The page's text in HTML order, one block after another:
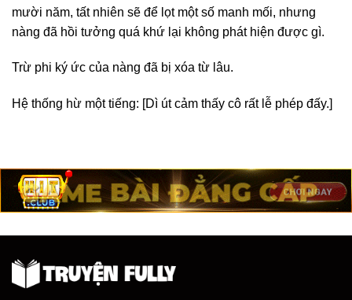
mười năm, tất nhiên sẽ để lọt một số manh mối, nhưng
nàng đã hồi tưởng quá khứ lại không phát hiện được gì.
Trừ phi ký ức của nàng đã bị xóa từ lâu.
Hệ thống hừ một tiếng: [Dì út cảm thấy cô rất lễ phép đấy.]